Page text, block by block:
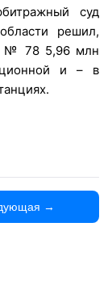
суд
решил,
№ 78 5,96 млн
и – в
→